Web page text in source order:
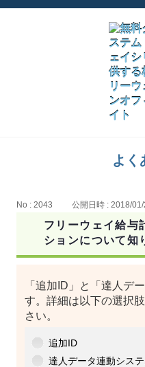
よく
No : 2043 公開日時 : 2018/
フリーウェイ給与
ションについて知
「追加ID」と「達人デ
す。詳細は以下の選択
さい。
追加ID
達人データ連動シス